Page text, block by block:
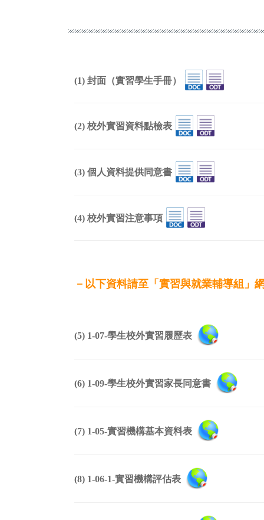
(1) 封面（實習學生手冊）
(2) 校外實習資料點檢表
(3) 個人資料提供同意書
(4) 校外實習注意事項
－以下資料請至「實習與就業輔導組」
(5) 1-07-學生校外實習履歷表
(6) 1-09-學生校外實習家長同意書
(7) 1-05-實習機構基本資料表
(8) 1-06-1-實習機構評估表